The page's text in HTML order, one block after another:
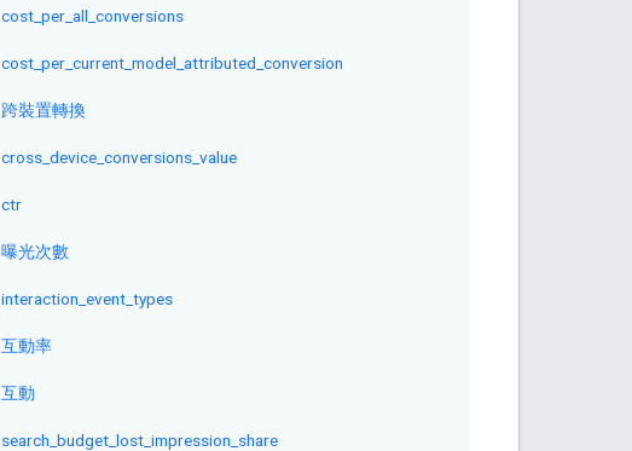
cost_per_all_conversions
cost_per_current_model_attributed_conversion
跨裝置轉換
cross_device_conversions_value
ctr
曝光次數
interaction_event_types
互動率
互動
search_budget_lost_impression_share